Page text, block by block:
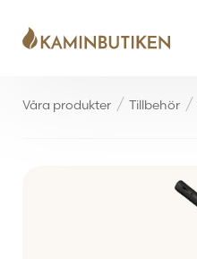
Våra produkter Tillbehör